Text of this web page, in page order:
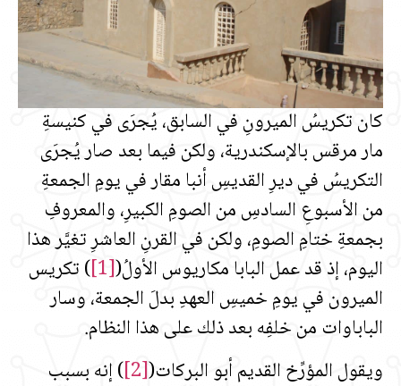
كان تكريسُ الميرونِ في السابق، يُجرَى في كنيسةِ
مار مرقس بالإسكندرية، ولكن فيما بعد صار يُجرَى
التكريسُ في ديرِ القديسِ أنبا مقار في يومِ الجمعةِ
من الأسبوعِ السادسِ من الصومِ الكبيرِ، والمعروفِ
بجمعةِ ختامِ الصومِ، ولكن في القرنِ العاشرِ تغيَّر هذا
اليوم، إذ قد عمل البابا مكاريوس الأولُ(
[1]
)تكريس
الميرون في يومِ خميسِ العهدِ بدلَ الجمعة، وسار
الباباوات من خلفِه بعد ذلك على هذا النظام.
ويقول المؤرِّخ القديم أبو البركات(
[2]
)إنه بسبب